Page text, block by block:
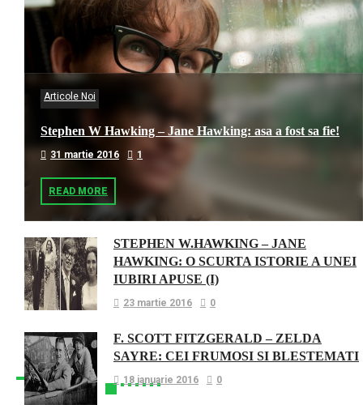
Articole Noi
Stephen W Hawking – Jane Hawking: asa a fost sa fie!
31 martie 2016 1
READ MORE
STEPHEN W.HAWKING – JANE
HAWKING: O SCURTA ISTORIE A UNEI
IUBIRI APUSE (I)
23 martie 2016 0
F. SCOTT FITZGERALD – ZELDA
SAYRE: CEI FRUMOSI SI BLESTEMATI
18 ianuarie 2016 0